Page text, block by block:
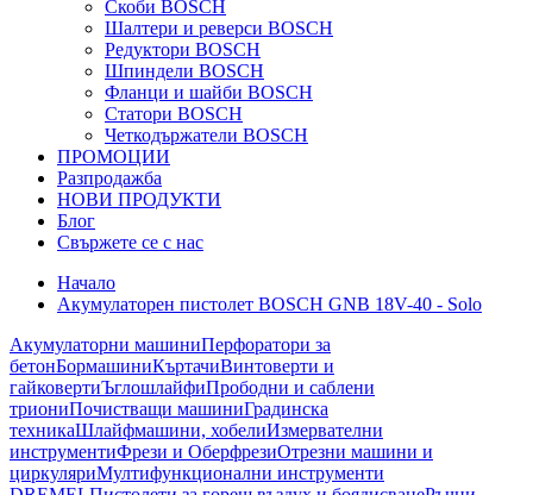
Скоби BOSCH
Шалтери и реверси BOSCH
Редуктори BOSCH
Шпиндели BOSCH
Фланци и шайби BOSCH
Статори BOSCH
Четкодържатели BOSCH
ПРОМОЦИИ
Разпродажба
НОВИ ПРОДУКТИ
Блог
Свържете се с нас
Начало
Акумулаторен пистолет BOSCH GNB 18V-40 - Solo
Акумулаторни машиниПерфоратори за
бетонБормашиниКъртачиВинтоверти и
гайковертиЪглошлайфиПрободни и саблени
триониПочистващи машиниГрадинска
техникаШлайфмашини, хобелиИзмервателни
инструментиФрези и ОберфрезиОтрезни машини и
циркуляриМултифункционални инструменти